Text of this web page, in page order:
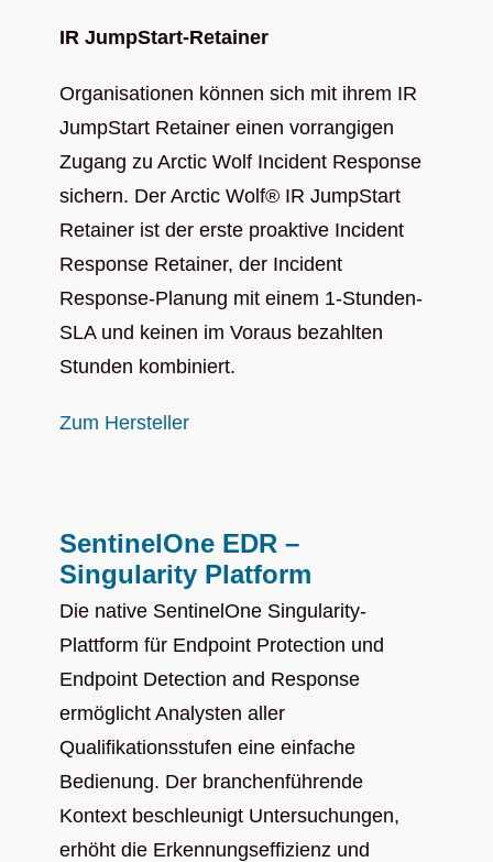
IR JumpStart-Retainer
Organisationen können sich mit ihrem IR
JumpStart Retainer einen vorrangigen
Zugang zu Arctic Wolf Incident Response
sichern. Der Arctic Wolf® IR JumpStart
Retainer ist der erste proaktive Incident
Response Retainer, der Incident
Response-Planung mit einem 1-Stunden-
SLA und keinen im Voraus bezahlten
Stunden kombiniert.
Zum Hersteller
SentinelOne EDR –
Singularity Platform
Die native SentinelOne Singularity-
Plattform für Endpoint Protection und
Endpoint Detection and Response
ermöglicht Analysten aller
Qualifikationsstufen eine einfache
Bedienung. Der branchenführende
Kontext beschleunigt Untersuchungen,
erhöht die Erkennungseffizienz und